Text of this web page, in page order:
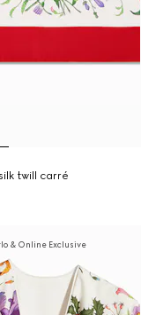
twill carré
& Online Exclusive